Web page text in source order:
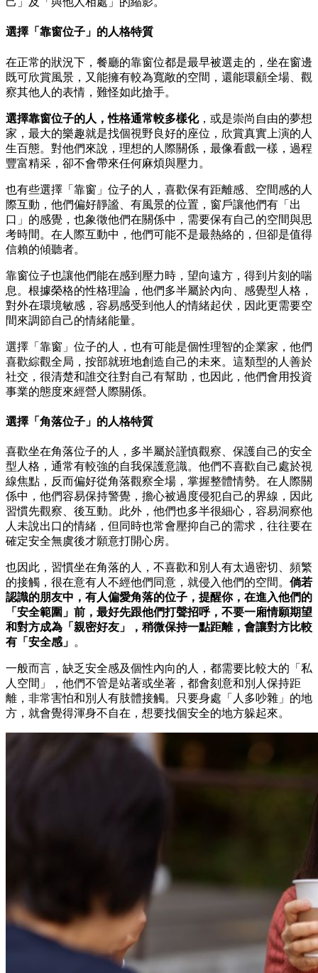
選擇「靠窗位子」的人格特質
在正常的狀況下，餐廳的靠窗位都是最早被選走的，坐在窗邊
既可欣賞風景，又能擁有較為寬敞的空間，還能環顧全場、觀
察其他人的表情，難怪如此搶手。
選擇靠窗位子的人，性格通常較多樣化，或是崇尚自由的夢想
家，最大的樂趣就是找個視野良好的座位，欣賞真實上演的人
生百態。對他們來說，理想的人際關係，最像看戲一樣，過程
豐富精采，卻不會帶來任何麻煩與壓力。
也有些選擇「靠窗」位子的人，喜歡保有距離感、空間感的人
際互動，他們偏好靜謐、有風景的位置，窗戶讓他們有「出
口」的感覺，也象徵他們在關係中，需要保有自己的空間與思
考時間。在人際互動中，他們可能不是最熱絡的，但卻是值得
信賴的傾聽者。
靠窗位子也讓他們能在感到壓力時，望向遠方，得到片刻的喘
息。根據榮格的性格理論，他們多半屬於內向、感覺型人格，
對外在環境敏感，容易感受到他人的情緒起伏，因此更需要空
間來調節自己的情緒能量。
選擇「靠窗」位子的人，也有可能是個性理智的企業家，他們
喜歡綜觀全局，按部就班地創造自己的未來。這類型的人善於
社交，很清楚和誰交往對自己有幫助，也因此，他們會用投資
事業的態度來經營人際關係。
選擇「角落位子」的人格特質
喜歡坐在角落位子的人，多半屬於謹慎觀察、保護自己的安全
型人格，通常有較強的自我保護意識。他們不喜歡自己處於視
線焦點，反而偏好從角落觀察全場，掌握整體情勢。在人際關
係中，他們容易保持警覺，擔心被過度侵犯自己的界線，因此
習慣先觀察、後互動。此外，他們也多半很細心，容易洞察他
人未說出口的情緒，但同時也常會壓抑自己的需求，往往要在
確定安全無虞後才願意打開心房。
也因此，習慣坐在角落的人，不喜歡和別人有太過密切、頻繁
的接觸，很在意有人不經他們同意，就侵入他們的空間。 倘若
認識的朋友中，有人偏愛角落的位子，提醒你，在進入他們的
「安全範圍」前，最好先跟他們打聲招呼，不要一廂情願期望
和對方成為「親密好友」，稍微保持一點距離，會讓對方比較
有「安全感」 。
一般而言，缺乏安全感及個性內向的人，都需要比較大的「私
人空間」，他們不管是站著或坐著，都會刻意和別人保持距
離，非常害怕和別人有肢體接觸。只要身處「人多吵雜」的地
方，就會覺得渾身不自在，想要找個安全的地方躲起來。